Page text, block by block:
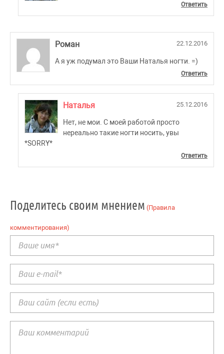
Ответить
Роман 22.12.2016
А я уж подумал это Ваши Наталья ногти. =)
Ответить
Наталья 25.12.2016
Нет, не мои. С моей работой просто
нереально такие ногти носить, увы
*SORRY*
Ответить
Поделитесь своим мнением (Правила
комментирования)